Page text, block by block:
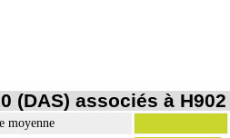
(DAS) associés à H902
moyenne